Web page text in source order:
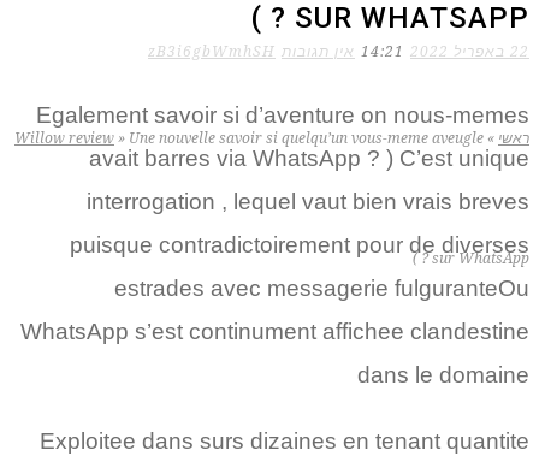
SUR WHATSAPP ? )
ראשי »
Willow review » Une nouvelle savoir si quelqu’un vous-meme aveugle
sur WhatsApp ? )
22 באפריל 2022 14:21 אין תגובות zB3i6gbWmhSH
Egalement savoir si d’aventure on nous-memes
avait barres via WhatsApp ? ) C’est unique
interrogation , lequel vaut bien vrais breves
puisque contradictoirement pour de diverses
estrades avec messagerie fulguranteOu
WhatsApp s’est continument affichee clandestine
dans le domaine
Exploitee dans surs dizaines en tenant quantite